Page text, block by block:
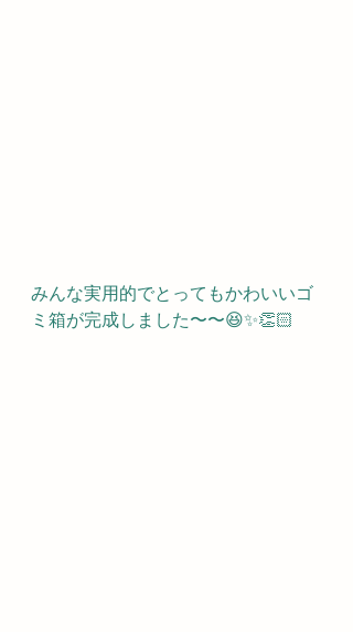
みんな実用的でとってもかわいいゴ
ミ箱が完成しました〜〜😆✨👏🏻